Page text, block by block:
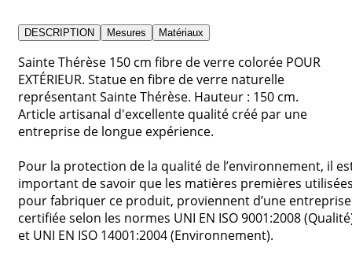
DESCRIPTION Mesures Matériaux
Sainte Thérèse 150 cm fibre de verre colorée POUR
EXTÉRIEUR. Statue en fibre de verre naturelle
représentant Sainte Thérèse. Hauteur : 150 cm.
Article artisanal d'excellente qualité créé par une
entreprise de longue expérience.
Pour la protection de la qualité de l’environnement, il
important de savoir que les matières premières
pour fabriquer ce produit, proviennent d’une entreprise
certifiée selon les normes UNI EN ISO 9001:2008
et UNI EN ISO 14001:2004 (Environnement).